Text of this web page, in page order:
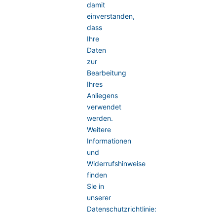
damit
einverstanden,
dass
Ihre
Daten
zur
Bearbeitung
Ihres
Anliegens
verwendet
werden.
Weitere
Informationen
und
Widerrufshinweise
finden
Sie in
unserer
Datenschutzrichtlinie: